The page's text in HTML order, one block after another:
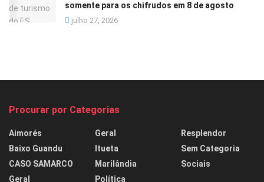
somente para os chifrudos em 8 de agosto
julho 27, 2026
Procurar por Categorias
Aimorés
Baixo Guandu
CASO SAMARCO
Geral
Geral
Itueta
Marilândia
Política
Resplendor
Sem Categoria
Sociais